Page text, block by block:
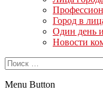
Город в
Один день
Новости
Menu Button